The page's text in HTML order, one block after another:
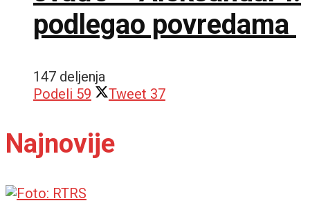
podlegao povredama
147 deljenja
Podeli 59 Tweet 37
Najnovije